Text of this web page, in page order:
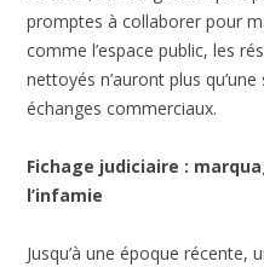
promptes à collaborer pour
comme l’espace public, les
nettoyés n’auront plus
échanges commerciaux.
Fichage judiciaire :
l’infamie
Jusqu’à une époque récente,